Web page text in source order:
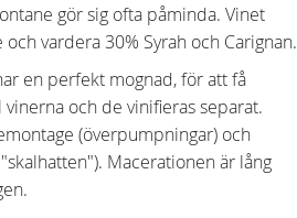
gör sig ofta påminda. Vinet
vardera 30% Syrah och Carignan.
en perfekt mognad, för att få
och de vinifieras separat.
(överpumpningar) och
Macerationen är lång